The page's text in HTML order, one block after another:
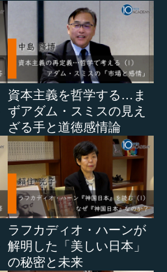
資本主義を哲学する…ま
ずアダム・スミスの見え
ざる手と道徳感情論
ラフカディオ・ハーンが
解明した「美しい日本」
の秘密と未来